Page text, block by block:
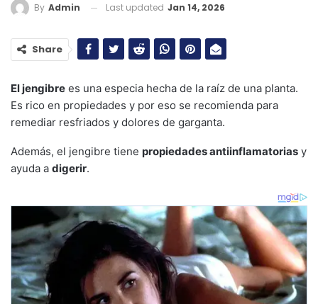
By Admin Last updated Jan 14, 2026
Share
El jengibre es una especia hecha de la raíz de una planta.
Es rico en propiedades y por eso se recomienda para
remediar resfriados y dolores de garganta.
Además, el jengibre tiene propiedades antiinflamatorias y
ayuda a digerir.